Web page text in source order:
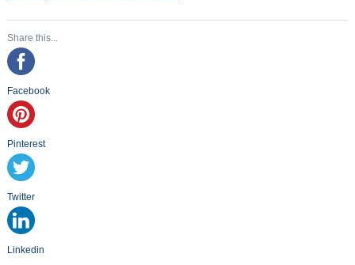
Share this...
Facebook
Pinterest
Twitter
Linkedin